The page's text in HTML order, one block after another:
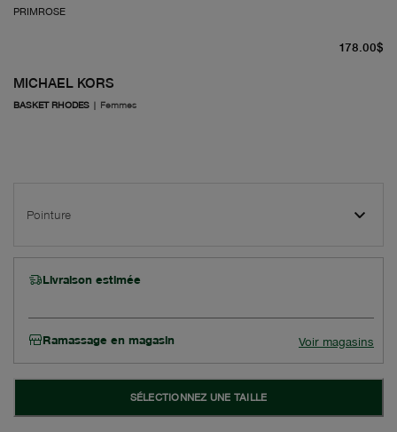
PRIMROSE
MICHAEL KORS
BASKET RHODES | Femmes
178.00$
Pointure
Livraison estimée
Ramassage en magasin Voir magasins
SÉLECTIONNEZ UNE TAILLE